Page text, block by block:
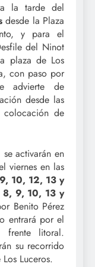
la tarde del
desde la Plaza
y para el
del Ninot
plaza de Los
con paso por
advierte de
desde las
de
se activarán en
viernes en las
10, 12, 13 y
9, 10, 13 y
Benito Pérez
entrará por el
litoral.
su recorrido
Luceros.